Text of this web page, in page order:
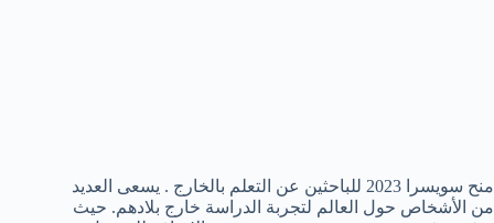
منح سويسرا 2023 للباحثين عن التعلم بالخارج . يسعى العديد
من الأشخاص حول العالم لتجربة الدراسة خارج بلادهم. حيث